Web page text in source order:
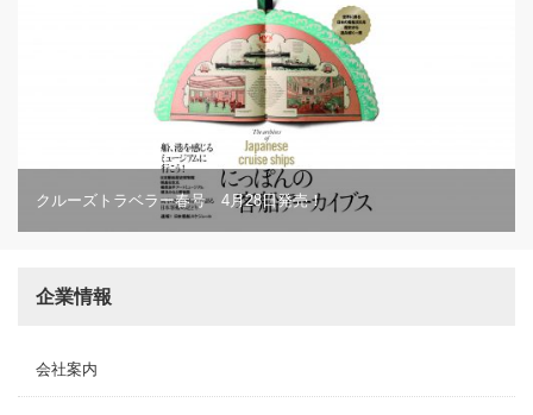
クルーズトラベラー春号 4月28日発売！
企業情報
会社案内